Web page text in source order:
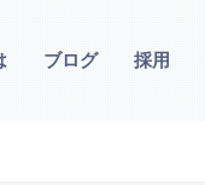
ブログ 採用